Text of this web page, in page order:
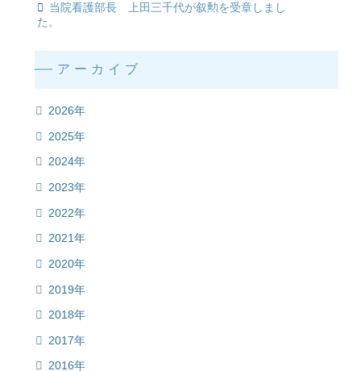
当院看護部長 上田三千代が叙勲を受章しまし
た。
アーカイブ
2026年
2025年
2024年
2023年
2022年
2021年
2020年
2019年
2018年
2017年
2016年